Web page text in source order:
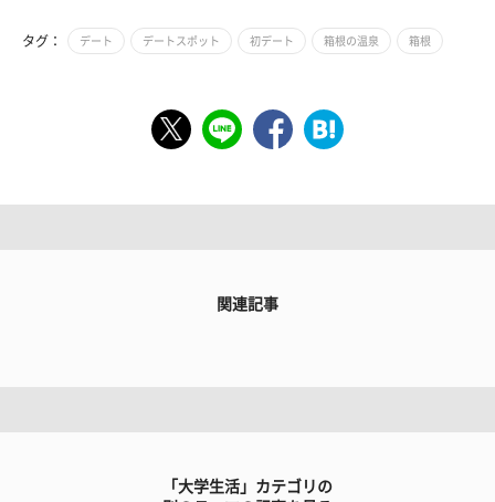
タグ： デート デートスポット 初デート 箱根の温泉 箱根
関連記事
「大学生活」カテゴリの